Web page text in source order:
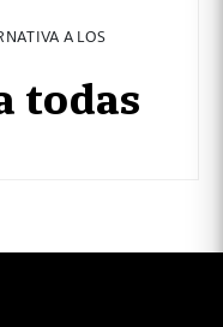
A LOS
todas